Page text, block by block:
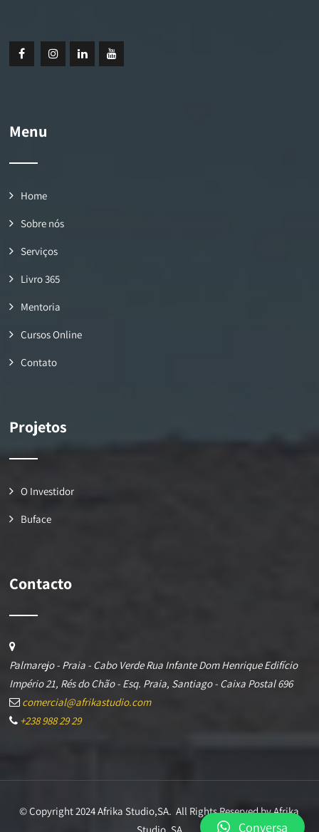
Menu
Home
Sobre nós
Serviços
Livro 365
Mentoria
Cursos Online
Contato
Projetos
O Investidor
Buface
Contacto
Palmarejo - Praia - Cabo Verde Rua Infante Dom Henrique Edifício
Império 21, Rés do Chão - Esq. Praia, Santiago - Caixa Postal 696
comercial@afrikastudio.com
+238 988 29 29
© Copyright 2024 Afrika Studio,SA. All Rights Reserved by Afrika
Studio, SA
Conversa